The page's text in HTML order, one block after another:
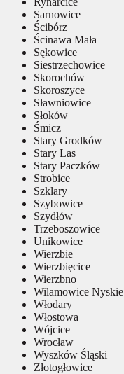
Sarnowice
Ścibórz
Ścinawa Mała
Sękowice
Siestrzechowice
Skorochów
Skoroszyce
Sławniowice
Słoków
Śmicz
Stary Grodków
Stary Las
Stary Paczków
Strobice
Szklary
Szybowice
Szydłów
Trzeboszowice
Unikowice
Wierzbie
Wierzbięcice
Wierzbno
Wilamowice Nyskie
Włodary
Włostowa
Wójcice
Wrocław
Wyszków Śląski
Złotogłowice